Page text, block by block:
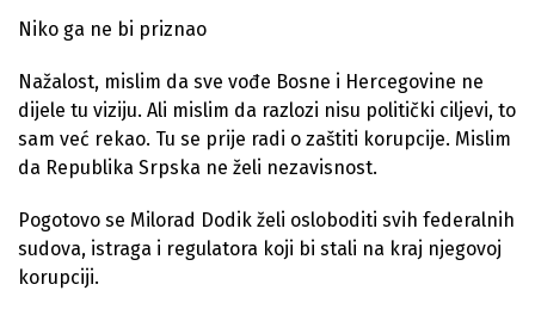
Niko ga ne bi priznao
Nažalost, mislim da sve vođe Bosne i Hercegovine ne
dijele tu viziju. Ali mislim da razlozi nisu politički ciljevi, to
sam već rekao. Tu se prije radi o zaštiti korupcije. Mislim
da Republika Srpska ne želi nezavisnost.
Pogotovo se Milorad Dodik želi osloboditi svih federalnih
sudova, istraga i regulatora koji bi stali na kraj njegovoj
korupciji.